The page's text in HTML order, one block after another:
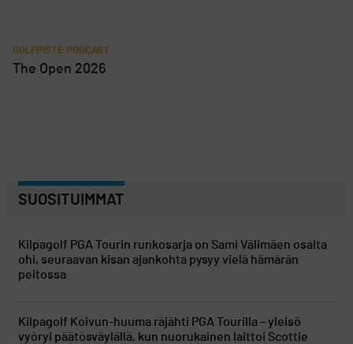
GOLFPISTE PODCAST
The Open 2026
SUOSITUIMMAT
Kilpagolf PGA Tourin runkosarja on Sami Välimäen osalta
ohi, seuraavan kisan ajankohta pysyy vielä hämärän
peitossa
Kilpagolf Koivun-huuma räjähti PGA Tourilla – yleisö
vyöryi päätösväylällä, kun nuorukainen laittoi Scottie